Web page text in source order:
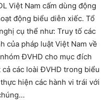
Việt Nam cấm dùng động
động biểu diễn xiếc. Tổ
cụ thể như: Truy tố các
của pháp luật Việt Nam về
ĐVHD cho mục đích
các loài ĐVHD trong biểu
hiện các hành vi trái với